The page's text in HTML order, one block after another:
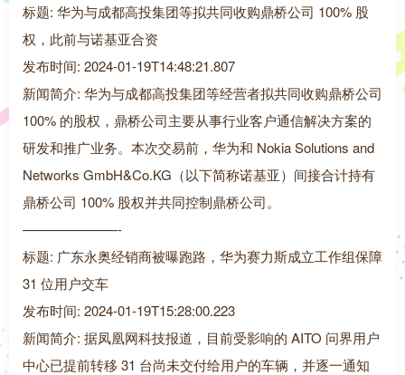
标题: 华为与成都高投集团等拟共同收购鼎桥公司 100% 股
权，此前与诺基亚合资
发布时间: 2024-01-19T14:48:21.807
新闻简介: 华为与成都高投集团等经营者拟共同收购鼎桥公司
100% 的股权，鼎桥公司主要从事行业客户通信解决方案的
研发和推广业务。本次交易前，华为和 Nokia Solutions and
Networks GmbH&Co.KG（以下简称诺基亚）间接合计持有
鼎桥公司 100% 股权并共同控制鼎桥公司。
———————-
标题: 广东永奥经销商被曝跑路，华为赛力斯成立工作组保障
31 位用户交车
发布时间: 2024-01-19T15:28:00.223
新闻简介: 据凤凰网科技报道，目前受影响的 AITO 问界用户
中心已提前转移 31 台尚未交付给用户的车辆，并逐一通知